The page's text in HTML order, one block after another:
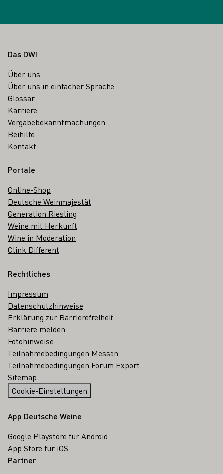
Fußbereich
Das DWI
Über uns
Über uns in einfacher Sprache
Glossar
Karriere
Vergabebekanntmachungen
Beihilfe
Kontakt
Portale
Online-Shop
Deutsche Weinmajestät
Generation Riesling
Weine mit Herkunft
Wine in Moderation
Clink Different
Rechtliches
Impressum
Datenschutzhinweise
Erklärung zur Barrierefreiheit
Barriere melden
Fotohinweise
Teilnahmebedingungen Messen
Teilnahmebedingungen Forum Export
Sitemap
Cookie-Einstellungen
App Deutsche Weine
Google Playstore für Android
App Store für iOS
Partner